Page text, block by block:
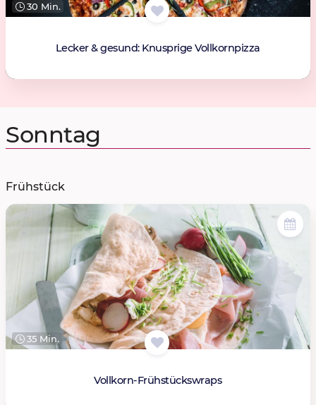
30 Min.
Lecker & gesund: Knusprige Vollkornpizza
Sonntag
Frühstück
35 Min.
Vollkorn-Frühstückswraps